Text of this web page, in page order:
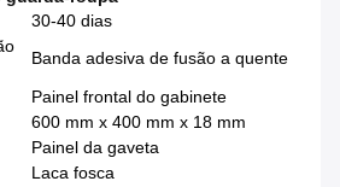
30-40 dias
Banda adesiva de fusão a quente
Painel frontal do gabinete
600 mm x 400 mm x 18 mm
Painel da gaveta
Laca fosca